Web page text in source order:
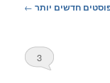
חדשים יותר ←
3